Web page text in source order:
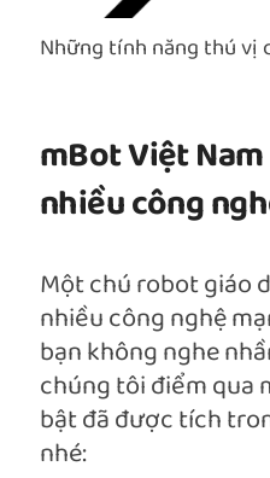
Những tính năng thú vị
mBot Việt
nhiều công
Một chú robot giáo
nhiều công nghệ
bạn không nghe
chúng tôi điểm qua
bật đã được tích
nhé: